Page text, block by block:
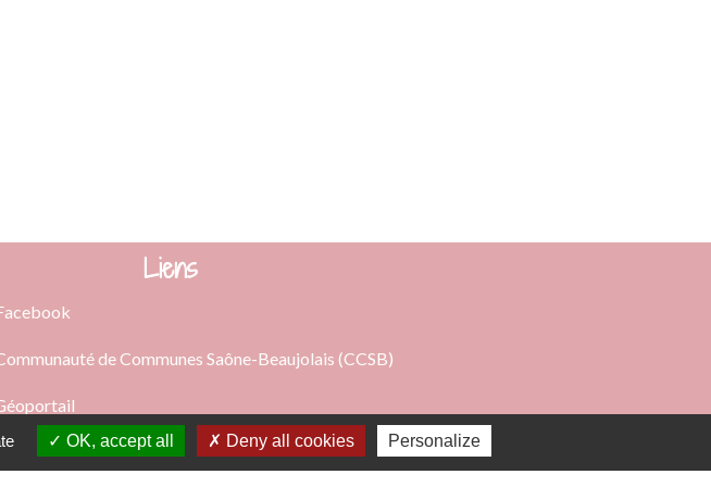
Liens
de Communes Saône-Beaujolais (CCSB)
du Rhône
OK, accept all Deny all cookies Personalize